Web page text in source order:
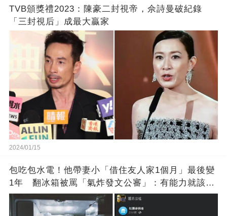
TVB頒獎禮2023：陳豪二封視帝，佘詩曼破紀錄
「三封視后」成最大贏家
2024/01/15
包吃包水電！他帶妻小「借住友人家1個月」最後變
1年 翻冰箱被罵「氣炸發文公審」：有能力就該大
方